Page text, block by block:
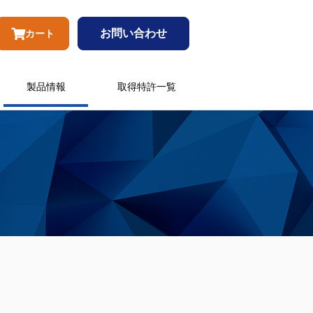
カート お問い合わせ
製品情報 取得特許一覧